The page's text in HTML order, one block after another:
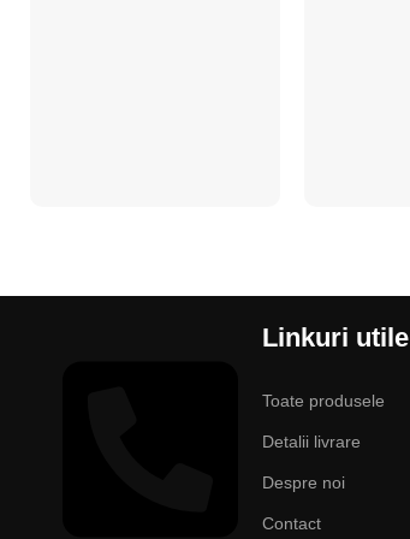
Linkuri utile
Toate produsele
Detalii livrare
Despre noi
Contact